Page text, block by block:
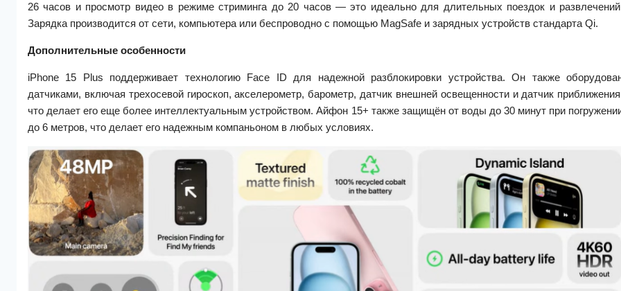
26 часов и просмотр видео в режиме стриминга до 20 часов — это идеально для длительных поездок и
Зарядка производится от сети, компьютера или беспроводно с помощью MagSafe и зарядных устройств стандарта Qi.
Дополнительные особенности
iPhone 15 Plus поддерживает технологию Face ID для надежной разблокировки устройства. Он также
датчиками, включая трехосевой гироскоп, акселерометр, барометр, датчик внешней освещенности и датчик
что делает его еще более интеллектуальным устройством. Айфон 15+ также защищён от воды до 30 минут при
до 6 метров, что делает его надежным компаньоном в любых условиях.